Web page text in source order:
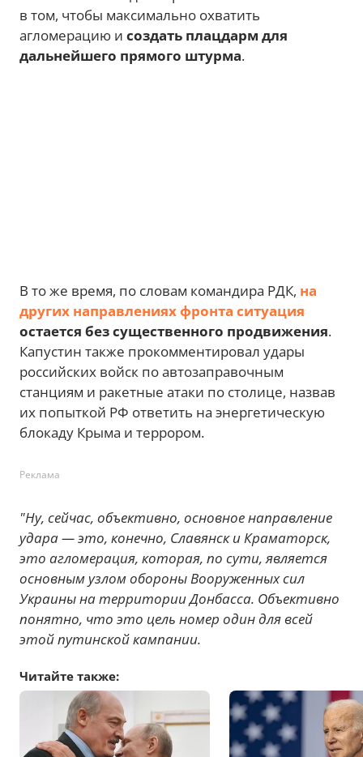
в том, чтобы максимально охватить
агломерацию и создать плацдарм для
дальнейшего прямого штурма.
В то же время, по словам командира РДК, на
других направлениях фронта ситуация
остается без существенного продвижения.
Капустин также прокомментировал удары
российских войск по автозаправочным
станциям и ракетные атаки по столице, назвав
их попыткой РФ ответить на энергетическую
блокаду Крыма и террором.
Реклама
"Ну, сейчас, объективно, основное направление
удара — это, конечно, Славянск и Краматорск,
это агломерация, которая, по сути, является
основным узлом обороны Вооруженных сил
Украины на территории Донбасса. Объективно
понятно, что это цель номер один для всей
этой путинской кампании.
Читайте также: